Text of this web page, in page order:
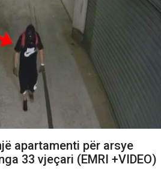
apartamenti për arsye
33 vjeçari (EMRI +VIDEO)